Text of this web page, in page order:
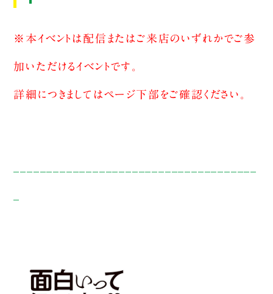
※本イベントは配信またはご来店のいずれかでご参
加いただけるイベントです。
詳細につきましてはページ下部をご確認ください。